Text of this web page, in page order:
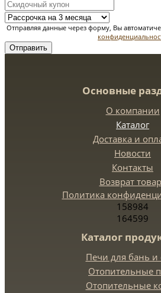
Отправляя данные через форму, Вы
Отправить
Основные
О компании
Каталог
Доставка и
Новости
Контакты
Возврат
Политика
158984
164599
Каталог
Печи для бань и
Отопительные
Отопительные